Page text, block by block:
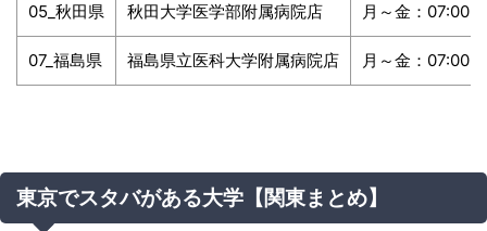
05_秋田県 秋田大学医学部附属病院店 月～金：07:00
07_福島県 福島県立医科大学附属病院店 月～金：07:00
東京でスタバがある大学【関東まとめ】